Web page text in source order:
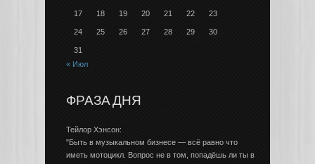
17 18 19 20 21 22 23
24 25 26 27 28 29 30
31
« Июл
ФРАЗА ДНЯ
Тейлор Хэнсон:
"Быть в музыкальном бизнесе — всё равно что
иметь мотоцикл. Вопрос не в том, попадёшь ли ты в